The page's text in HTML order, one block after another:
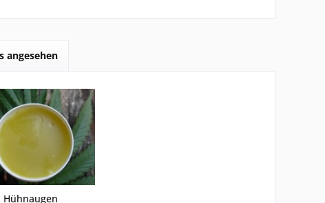
angesehen
Hühnaugen